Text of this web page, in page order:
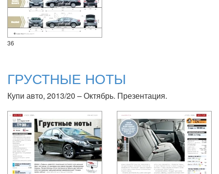
36
ГРУСТНЫЕ НОТЫ
Купи авто, 2013/20 – Октябрь. Презентация.